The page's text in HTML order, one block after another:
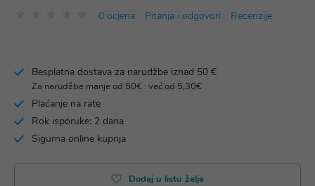
0 ocjena Pitanja i odgovori Recenzije
Besplatna dostava za narudžbe iznad 50 €
Za narudžbe manje od 50€ : već od 5,30€
Plaćanje na rate
Rok isporuke: 2 dana
Sigurna online kupnja
Dodaj u listu želja